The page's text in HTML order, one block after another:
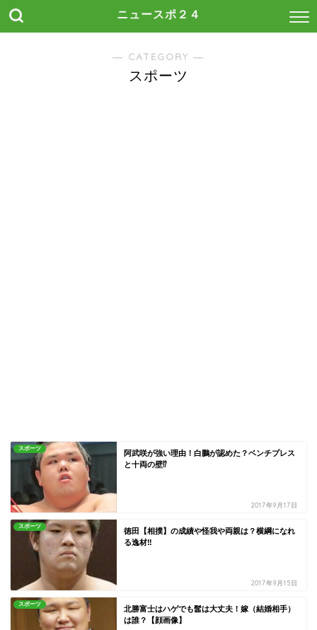
ニュースポ２４
― CATEGORY ―
スポーツ
スポーツ
阿武咲が強い理由！白鵬が認めた？ベンチプレス
と十両の壁⁉
2017年9月17日
スポーツ
徳田【相撲】の成績や怪我や両親は？横綱になれ
る逸材‼
2017年9月15日
スポーツ
北勝富士はハゲでも髷は大丈夫！嫁（結婚相手）
は誰？【顔画像】